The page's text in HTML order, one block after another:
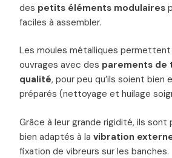
des petits éléments modulaires
faciles à assembler.
Les moules métalliques
ouvrages avec des parements de
qualité, pour peu qu’ils soient
préparés (nettoyage et huilage
Grâce à leur grande rigidité, ils
bien adaptés à la vibration
fixation de vibreurs sur les banches.